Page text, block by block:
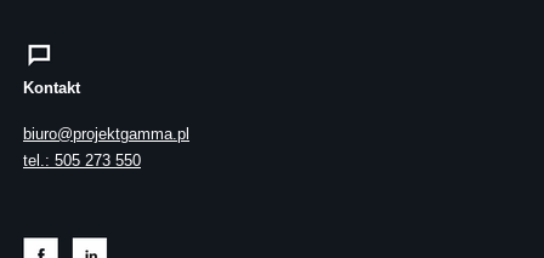
Kontakt
biuro@projektgamma.pl
tel.: 505 273 550